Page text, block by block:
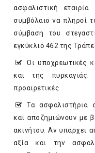
ασφαλιστική
συμβόλαιο να πληροί
σύμβαση του
εγκύκλιο 462 της
Οι υποχρεωτικές
και της πυρκαγιάς.
προαιρετικές.
Τα ασφαλιστήρια
και αποζημιώνουν με
ακινήτου. Αν υπάρχει
αξία και την